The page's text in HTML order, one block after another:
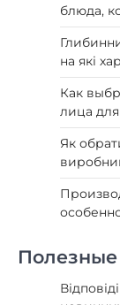
блюда,
на які
Как
лица
Як
Полезные